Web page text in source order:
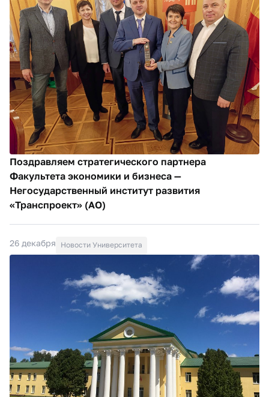
Поздравляем стратегического партнера
Факультета экономики и бизнеса —
Негосударственный институт развития
«Транспроект» (АО)
26 декабря Новости Университета